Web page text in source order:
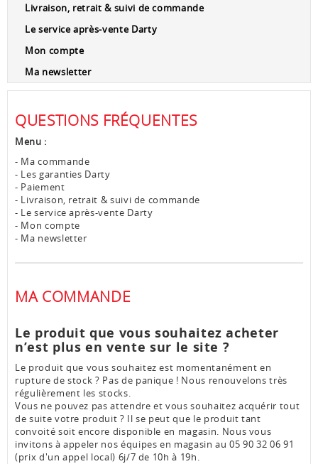
Livraison, retrait & suivi de commande
Le service après-vente Darty
Mon compte
Ma newsletter
QUESTIONS FRÉQUENTES
Menu :
- Ma commande
- Les garanties Darty
- Paiement
- Livraison, retrait & suivi de commande
- Le service après-vente Darty
- Mon compte
- Ma newsletter
MA COMMANDE
Le produit que vous souhaitez acheter
n’est plus en vente sur le site ?
Le produit que vous souhaitez est momentanément en
rupture de stock ? Pas de panique ! Nous renouvelons très
régulièrement les stocks.
Vous ne pouvez pas attendre et vous souhaitez acquérir tout
de suite votre produit ? Il se peut que le produit tant
convoité soit encore disponible en magasin. Nous vous
invitons à appeler nos équipes en magasin au 05 90 32 06 91
(prix d'un appel local) 6j/7 de 10h à 19h.